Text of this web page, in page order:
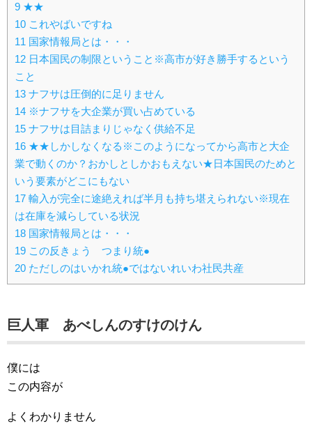
9 ★★
10 これやばいですね
11 国家情報局とは・・・
12 日本国民の制限ということ※高市が好き勝手するという
こと
13 ナフサは圧倒的に足りません
14 ※ナフサを大企業が買い占めている
15 ナフサは目詰まりじゃなく供給不足
16 ★★しかしなくなる※このようになってから高市と大企
業で動くのか？おかしとしかおもえない★日本国民のためと
いう要素がどこにもない
17 輸入が完全に途絶えれば半月も持ち堪えられない※現在
は在庫を減らしている状況
18 国家情報局とは・・・
19 この反きょう つまり統●
20 ただしのはいかれ統●ではないれいわ社民共産
巨人軍 あべしんのすけのけん
僕には
この内容が
よくわかりません